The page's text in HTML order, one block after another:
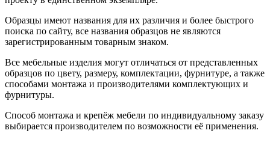
Образцы имеют названия для их различия и более быстрого
поиска по сайту, все названия образцов не являются
зарегистрированным товарным знаком.
Все мебельные изделия могут отличаться от представленных
образцов по цвету, размеру, комплектации, фурнитуре, а также
способами монтажа и производителями комплектующих и
фурнитуры.
Способ монтажа и крепёж мебели по индивидуальному заказу
выбирается производителем по возможности её применения.